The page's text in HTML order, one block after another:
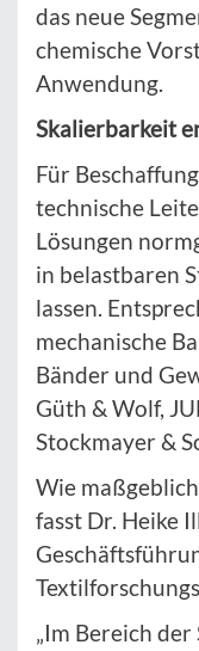
das neue
chemische
Anwendung.
Skalierbarkeit
Für
technische
Lösungen
in belastbaren
lassen.
mechanische
Bänder und
Güth & Wolf,
Stockmayer &
Wie
fasst Dr. Heike
„Im Bereich